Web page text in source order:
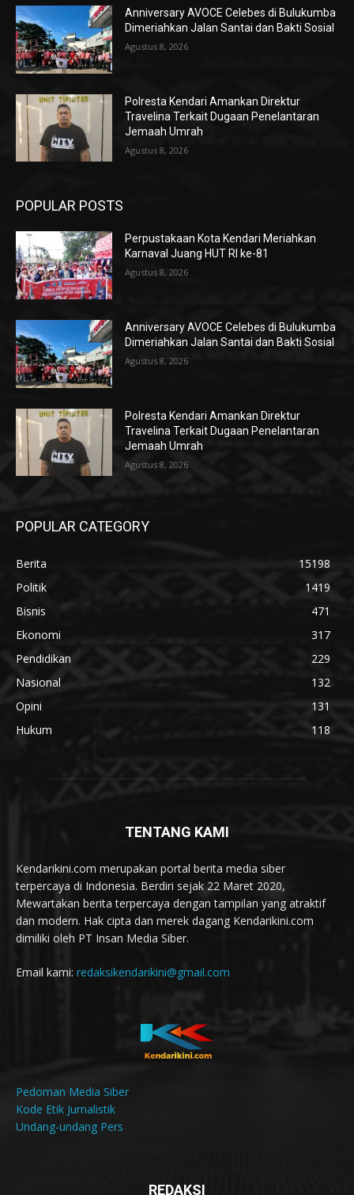
Anniversary AVOCE Celebes di Bulukumba
Dimeriahkan Jalan Santai dan Bakti Sosial
Agustus 8, 2026
Polresta Kendari Amankan Direktur
Travelina Terkait Dugaan Penelantaran
Jemaah Umrah
Agustus 8, 2026
POPULAR POSTS
Perpustakaan Kota Kendari Meriahkan
Karnaval Juang HUT RI ke-81
Agustus 8, 2026
Anniversary AVOCE Celebes di Bulukumba
Dimeriahkan Jalan Santai dan Bakti Sosial
Agustus 8, 2026
Polresta Kendari Amankan Direktur
Travelina Terkait Dugaan Penelantaran
Jemaah Umrah
Agustus 8, 2026
POPULAR CATEGORY
Berita
15198
Politik
1419
Bisnis
471
Ekonomi
317
Pendidikan
229
Nasional
132
Opini
131
Hukum
118
TENTANG KAMI
Kendarikini.com merupakan portal berita media siber
terpercaya di Indonesia. Berdiri sejak 22 Maret 2020,
Mewartakan berita terpercaya dengan tampilan yang atraktif
dan modern. Hak cipta dan merek dagang Kendarikini.com
dimiliki oleh PT Insan Media Siber.
Email kami: redaksikendarikini@gmail.com
Pedoman Media Siber
Kode Etik Jurnalistik
Undang-undang Pers
REDAKSI